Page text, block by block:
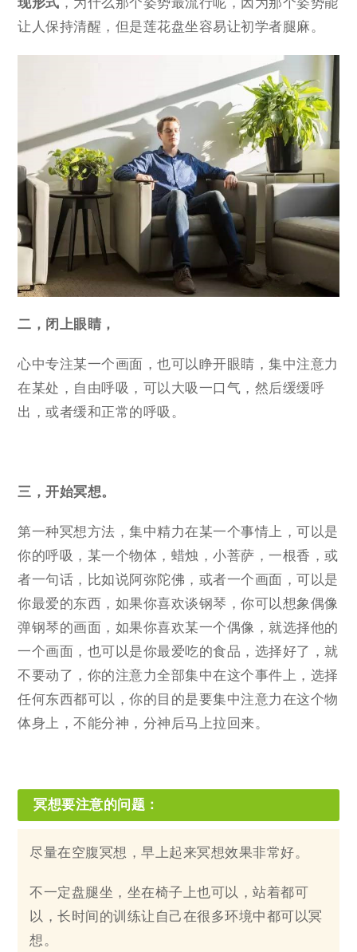
现形式 ，为什么那个姿势最流行呢，因为那个姿势能
让人保持清醒，但是莲花盘坐容易让初学者腿麻。
二，闭上眼睛，
心中专注某一个画面，也可以睁开眼睛，集中注意力
在某处，自由呼吸，可以大吸一口气，然后缓缓呼
出，或者缓和正常的呼吸。
三，开始冥想。
第一种冥想方法，集中精力在某一个事情上，可以是
你的呼吸，某一个物体，蜡烛，小菩萨，一根香，或
者一句话，比如说阿弥陀佛，或者一个画面，可以是
你最爱的东西，如果你喜欢谈钢琴，你可以想象偶像
弹钢琴的画面，如果你喜欢某一个偶像，就选择他的
一个画面，也可以是你最爱吃的食品，选择好了，就
不要动了，你的注意力全部集中在这个事件上，选择
任何东西都可以，你的目的是要集中注意力在这个物
体身上，不能分神，分神后马上拉回来。
冥想要注意的问题：
尽量在空腹冥想，早上起来冥想效果非常好。
不一定盘腿坐，坐在椅子上也可以，站着都可
以，长时间的训练让自己在很多环境中都可以冥
想。